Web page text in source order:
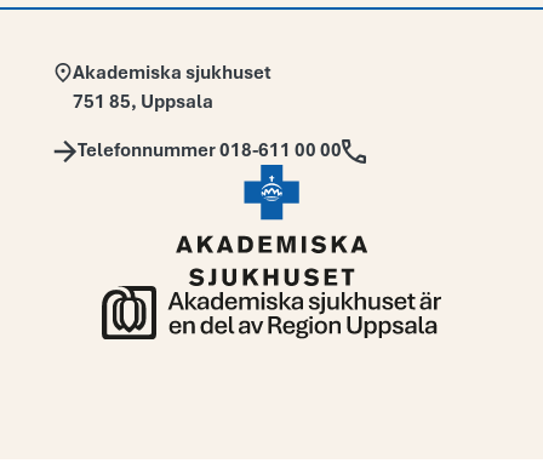
Adress:
Akademiska sjukhuset
751 85, Uppsala
Telefon:
Telefonnummer 018-611 00 00